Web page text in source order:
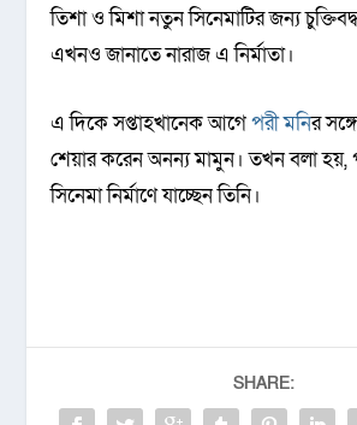
তিশা ও মিশা নতুন সিনেমাটির জন্য
এখনও জানাতে নারাজ এ নির্মাতা।
এ দিকে সপ্তাহখানেক আগেপরী মনির
শেয়ার করেন অনন্য মামুন। তখন বলা হয়,
সিনেমা নির্মাণে যাচ্ছেন তিনি।
SHARE: